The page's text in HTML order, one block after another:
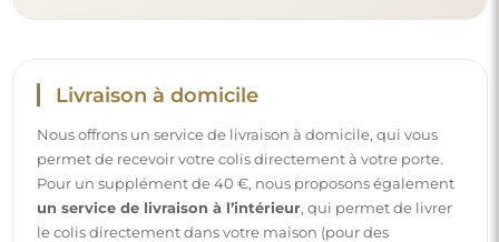
Livraison à domicile
Nous offrons un service de livraison à domicile, qui vous
permet de recevoir votre colis directement à votre porte.
Pour un supplément de 40 €, nous proposons également
un service de livraison à l’intérieur, qui permet de livrer
le colis directement dans votre maison (pour des